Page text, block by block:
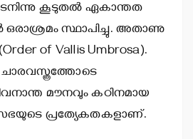
കൂടുതല്‍ ഏകാന്തത
ഒരാശ്രമം സ്ഥാപിച്ചു. അതാണു
of Vallis Umbrosa).
മൗനവും കഠിനമായ
പ്രത്യേകതകളാണ്.